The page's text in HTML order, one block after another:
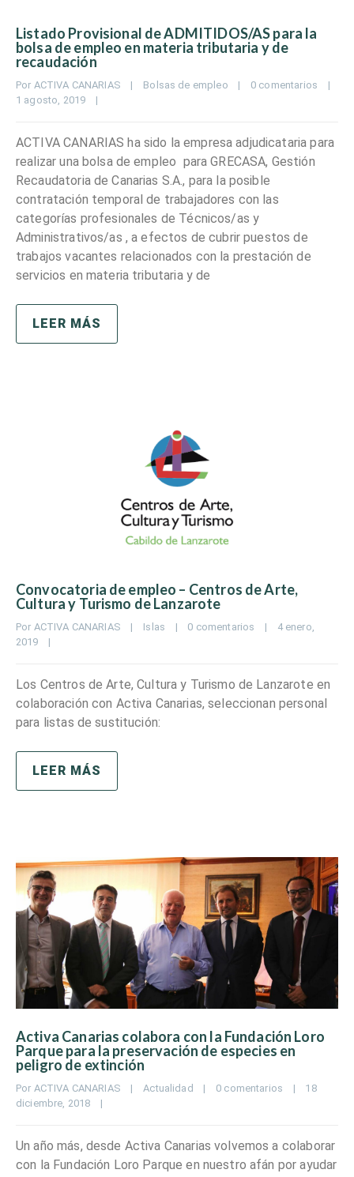
Listado Provisional de ADMITIDOS/AS para la
bolsa de empleo en materia tributaria y de
recaudación
Por ACTIVA CANARIAS | Bolsas de empleo | 0 comentarios
|
1 agosto, 2019 |
ACTIVA CANARIAS ha sido la empresa adjudicataria para
realizar una bolsa de empleo para GRECASA, Gestión
Recaudatoria de Canarias S.A., para la posible
contratación temporal de trabajadores con las
categorías profesionales de Técnicos/as y
Administrativos/as , a efectos de cubrir puestos de
trabajos vacantes relacionados con la prestación de
servicios en materia tributaria y de
LEER MÁS
Convocatoria de empleo – Centros de Arte,
Cultura y Turismo de Lanzarote
Por ACTIVA CANARIAS | Islas | 0 comentarios |
4 enero,
2019 |
Los Centros de Arte, Cultura y Turismo de Lanzarote en
colaboración con Activa Canarias, seleccionan personal
para listas de sustitución:
LEER MÁS
Activa Canarias colabora con la Fundación Loro
Parque para la preservación de especies en
peligro de extinción
Por ACTIVA CANARIAS | Actualidad | 0 comentarios |
18
diciembre, 2018 |
Un año más, desde Activa Canarias volvemos a colaborar
con la Fundación Loro Parque en nuestro afán por ayudar